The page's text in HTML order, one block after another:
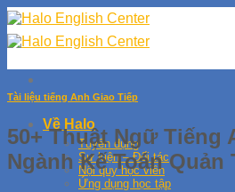
Skip
to
content
Về Halo
Tuyển dụng
Sự kiện – Đối tác
Nội quy học viên
Ứng dụng học tập
Tài liệu tiếng Anh Giao Tiếp
50+ Thuật Ngữ Tiếng
Ngành Kế Toán Quản